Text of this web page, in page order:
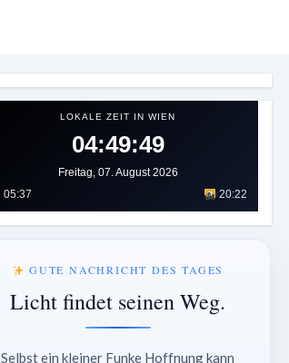
LOKALE ZEIT IN WIEN
04:49:51
Freitag, 07. August 2026
05:37
20:22
GUTE NACHRICHT DES TAGES
Licht findet seinen Weg.
Selbst ein kleiner Funke Hoffnung kann